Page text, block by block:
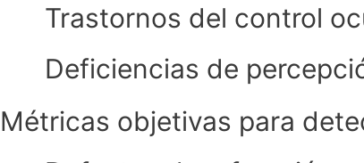
Trastornos del control
Deficiencias de
Métricas objetivas para